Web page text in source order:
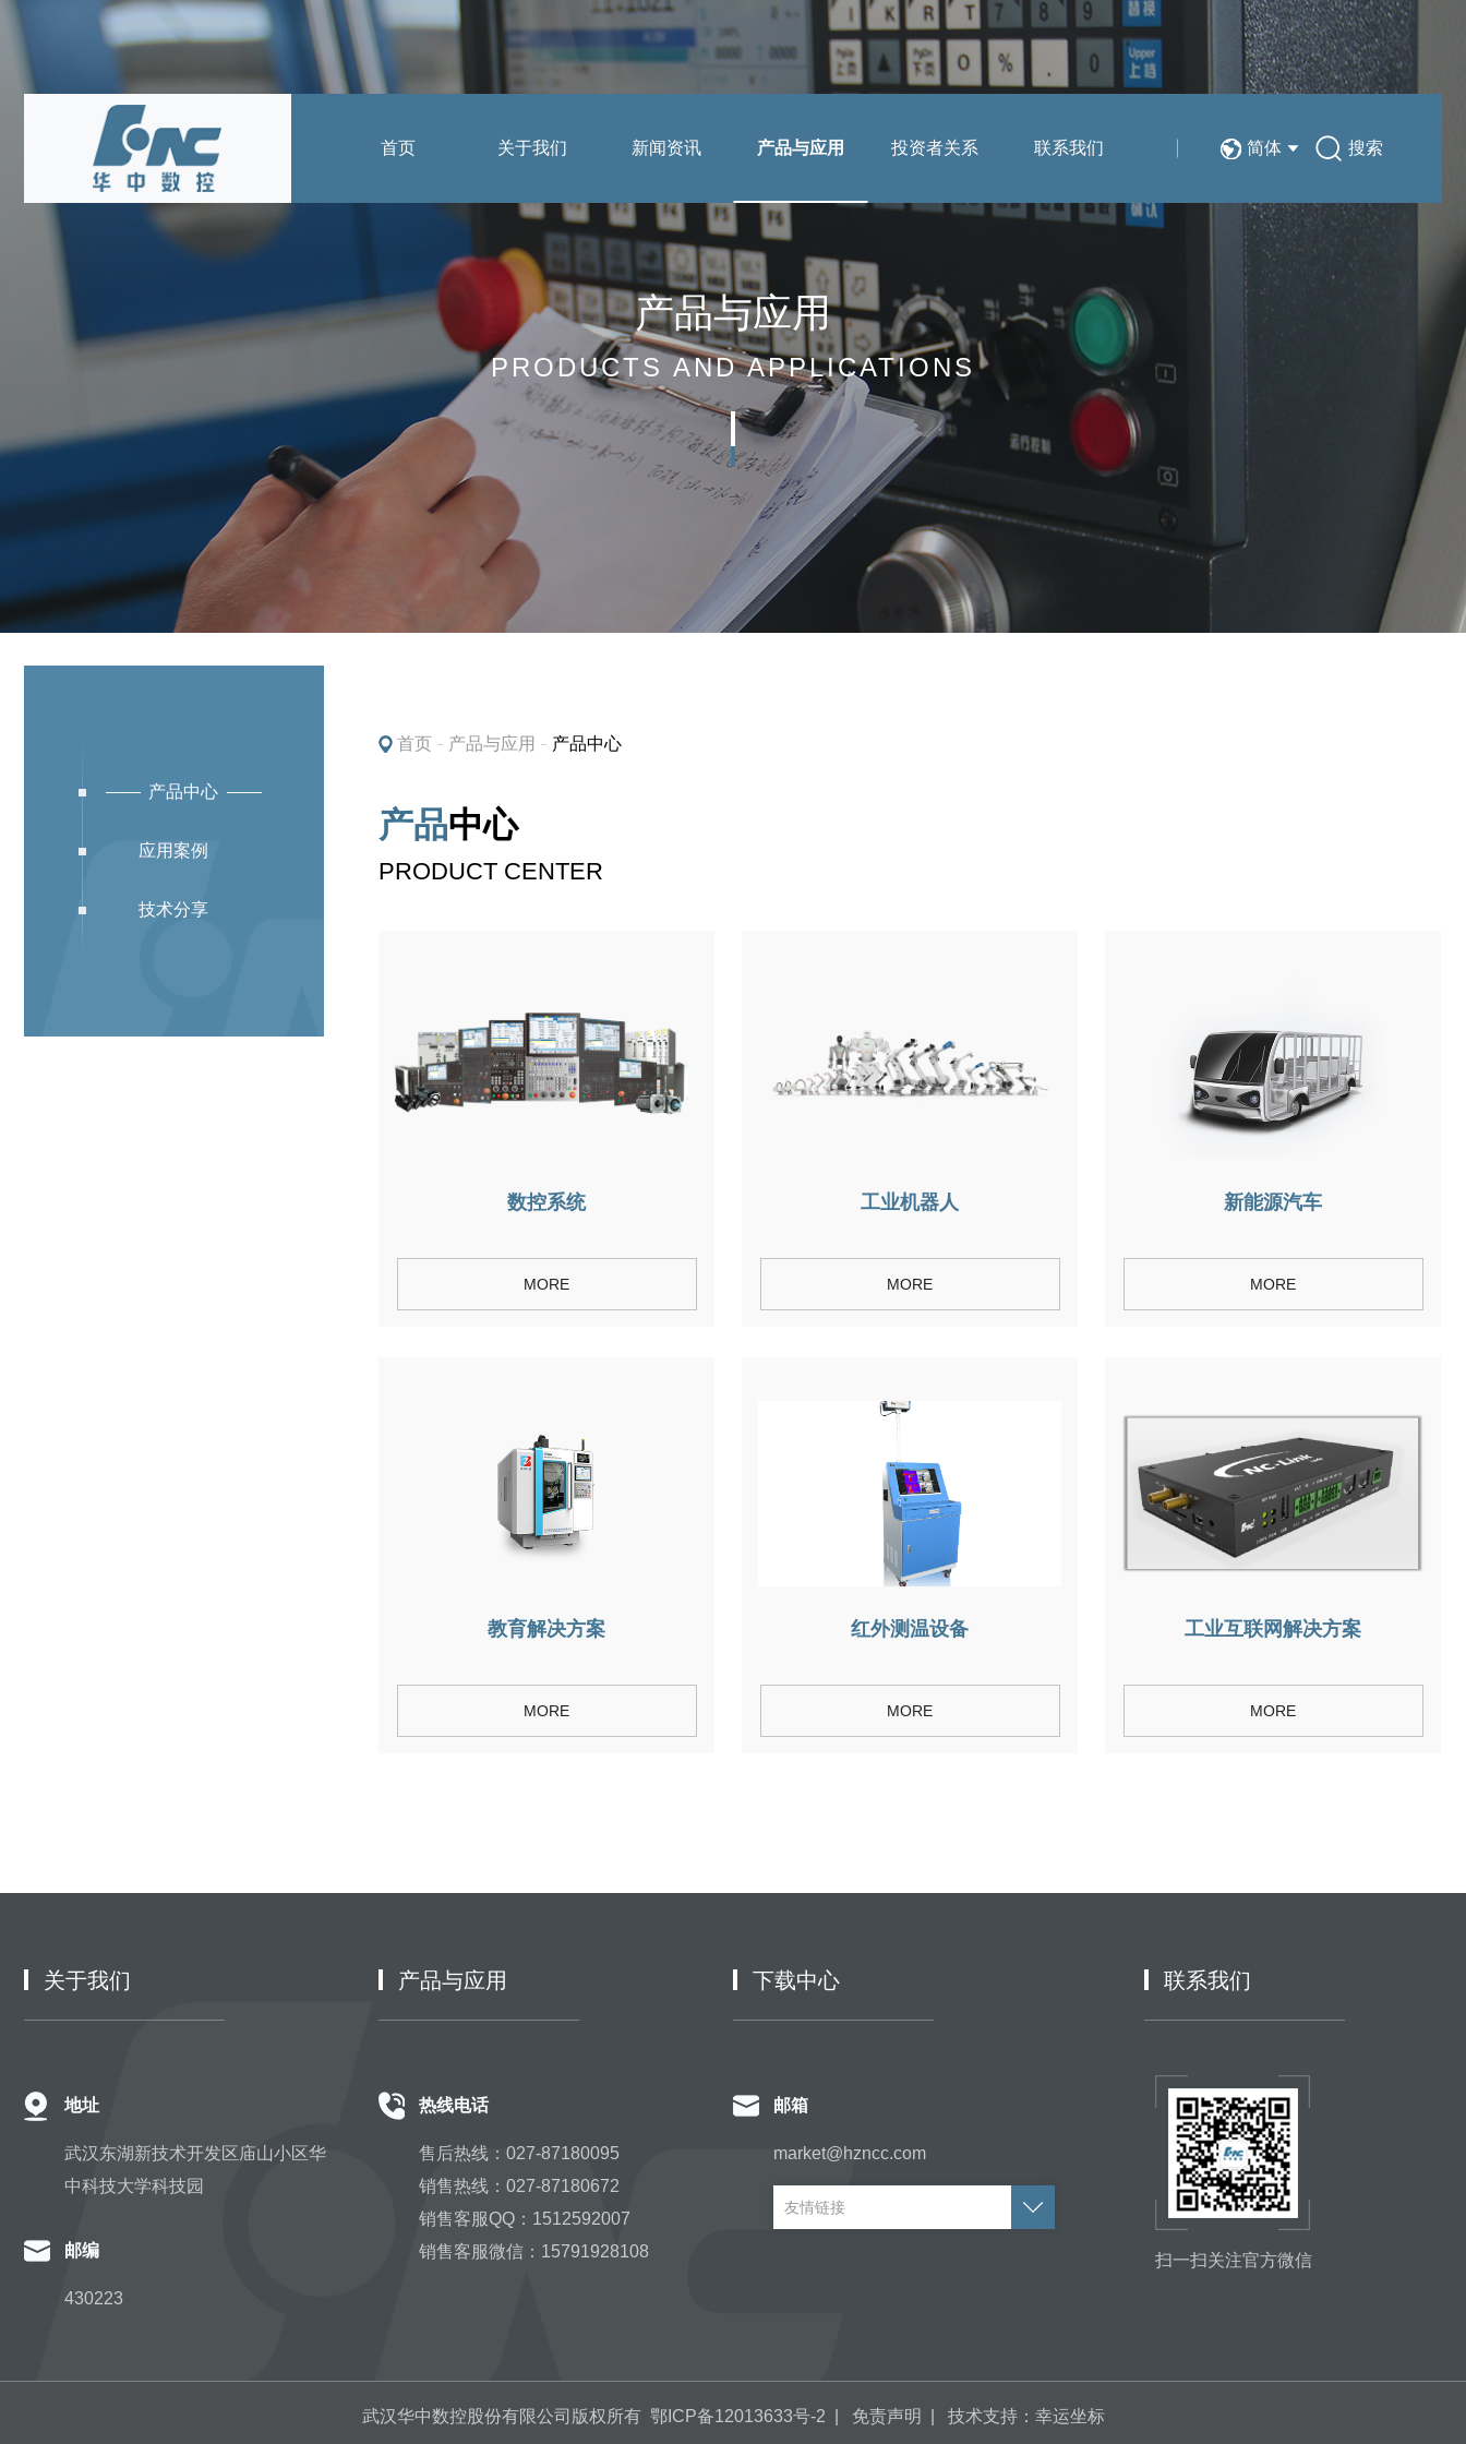
首页 关于我们
公司简介
董事长致辞
组织架构
企业文化
资质荣誉
员工风采
新闻资讯
公司动态
行业动态
媒体报道
公示公告
视频中心
产品与应用
数控系统 工业机器人 新能源汽车
投资者关系
法制宣传
投教园地
联系我们
销售与服务网络
在线留言
人力资源
简体
简体
EN
搜索
产品与应用
PRODUCTS AND APPLICATIONS
产品中心
应用案例
技术分享
首页 产品与应用 产品中心
产品中心
PRODUCT CENTER
数控系统
MORE
工业机器人
MORE
新能源汽车
MORE
教育解决方案
MORE
红外测温设备
MORE
工业互联网解决方案
MORE
关于我们
地址
武汉东湖新技术开发区庙山小区华
中科技大学科技园
邮编
430223
产品与应用
热线电话
售后热线：027-87180095
销售热线：027-87180672
销售客服QQ：1512592007
销售客服微信：15791928108
下载中心
邮箱
market@hzncc.com
友情链接
联系我们
扫一扫关注官方微信
武汉华中数控股份有限公司版权所有 鄂ICP备12013633号-2 免责声明 | 技术支持： 幸运坐标